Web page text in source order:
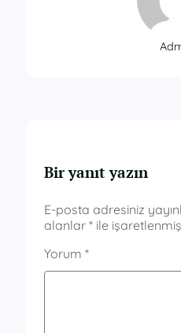
Bir yanıt yazın
E-posta adresiniz
alanlar * ile
Yorum *